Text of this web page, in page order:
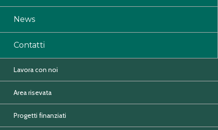
News
Contatti
Lavora con noi
Area risevata
Progetti finanziati